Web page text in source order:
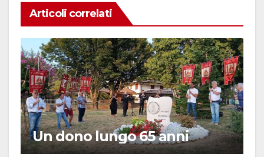
Articoli correlati
Un dono lungo 65 anni